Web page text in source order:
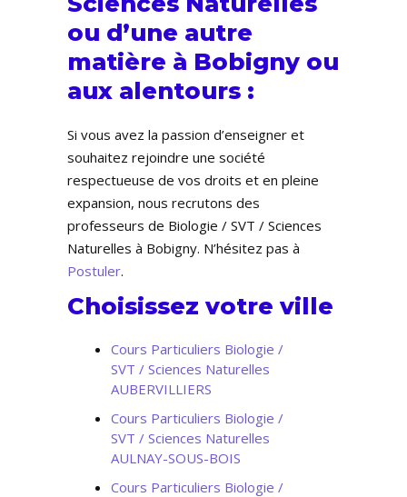
ou d’une autre
matière à Bobigny ou
aux alentours :
Si vous avez la passion d’enseigner et
souhaitez rejoindre une société
respectueuse de vos droits et en pleine
expansion, nous recrutons des
professeurs de Biologie / SVT / Sciences
Naturelles à Bobigny. N’hésitez pas à
Postuler.
Choisissez votre ville
Cours Particuliers Biologie /
SVT / Sciences Naturelles
AUBERVILLIERS
Cours Particuliers Biologie /
SVT / Sciences Naturelles
AULNAY-SOUS-BOIS
Cours Particuliers Biologie /